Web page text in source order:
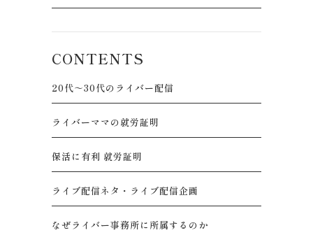
CONTENTS
20代～30代のライバー配信
ライバーママの就労証明
保活に有利 就労証明
ライブ配信ネタ・ライブ配信企画
なぜライバー事務所に所属するのか